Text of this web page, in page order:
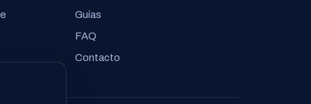
Guías
FAQ
Contacto